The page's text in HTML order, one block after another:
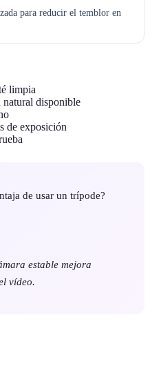
para reducir el temblor en
limpia
disponible
de exposición
de usar un trípode?
estable mejora
vídeo.